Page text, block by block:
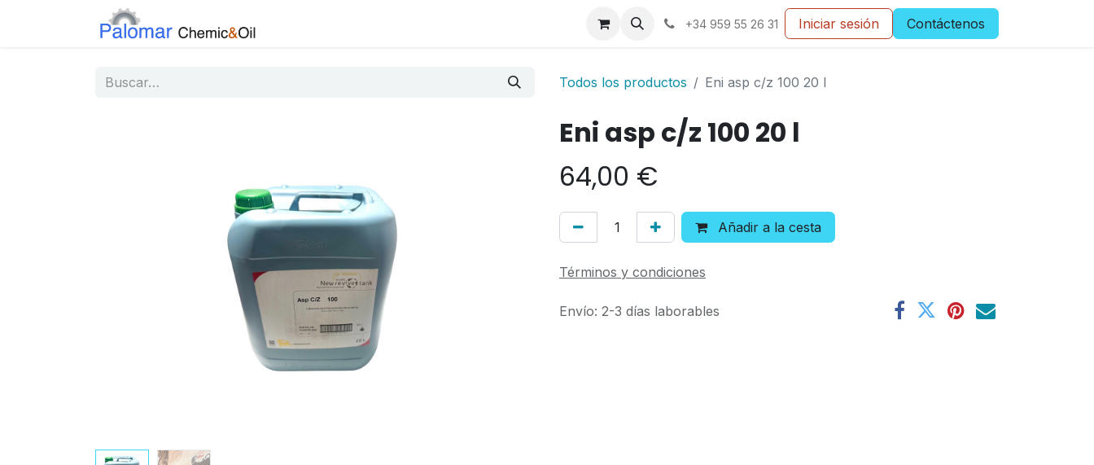
+34 959 55 26 31 Iniciar sesión Contáctenos
Todos los productos Eni asp c/z 100 20 l
Eni asp c/z 100 20 l
64,00 €
Añadir a la cesta
Términos y condiciones
Envío: 2-3 días laborables